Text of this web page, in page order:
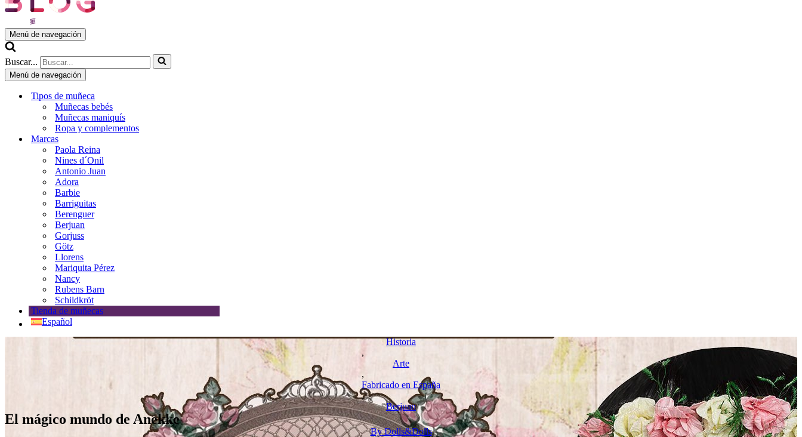
Menú de navegación
Buscar...
Menú de navegación
Tipos de muñeca
Muñecas bebés
Muñecas maniquís
Ropa y complementos
Marcas
Paola Reina
Nines d´Onil
Antonio Juan
Adora
Barbie
Barriguitas
Berenguer
Berjuan
Gorjuss
Götz
Llorens
Mariquita Pérez
Nancy
Rubens Barn
Schildkröt
Tienda de muñecas
Español
Historia
,
Arte
,
Fabricado en España
,
Berjuan
El mágico mundo de Anekke
ByDolls&Dolls